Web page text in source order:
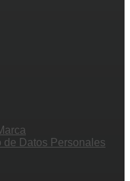
de Datos Personales